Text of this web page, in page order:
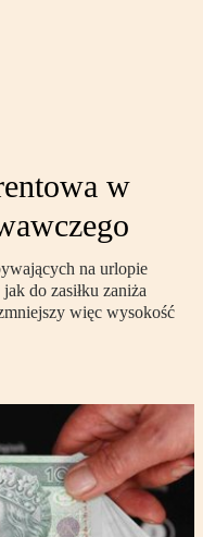
w
na urlopie
do zasiłku zaniża
więc wysokość